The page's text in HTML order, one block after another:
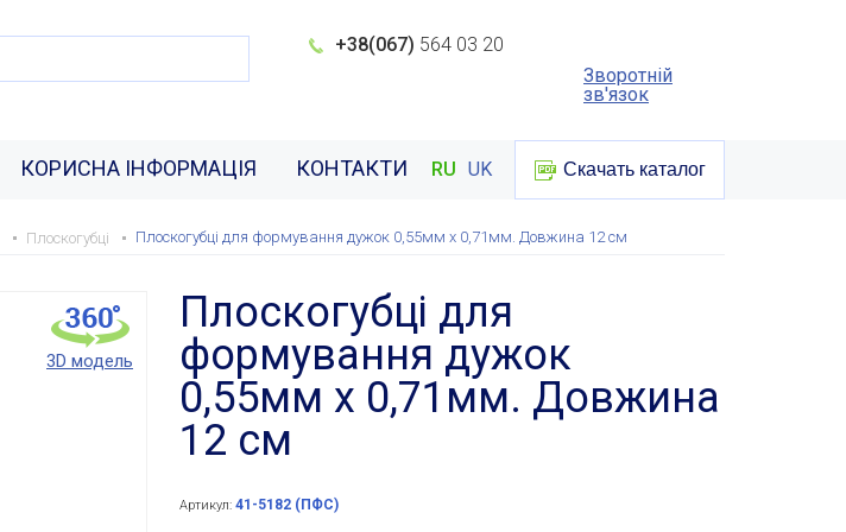
+38(067) 564 03 20
Зворотній
зв'язок
КОРИСНА ІНФОРМАЦІЯ КОНТАКТИ RU UK Скачать каталог
Плоскогубці Плоскогубці для формування дужок 0,55мм х 0,71мм. Довжина 12 см
3D модель
Плоскогубці для
формування дужок
0,55мм х 0,71мм. Довжина
12 см
Артикул: 41-5182 (ПФС)